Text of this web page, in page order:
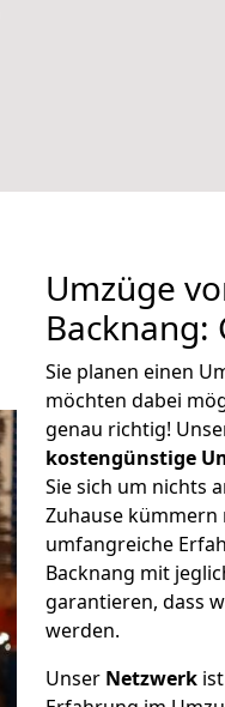
Umzüge
Backnang:
Sie planen einen
möchten dabei
genau richtig!
kostengünstige
Sie sich um nichts
Zuhause
umfangreiche
Backnang mit
garantieren, dass
werden.
Unser Netzwerk